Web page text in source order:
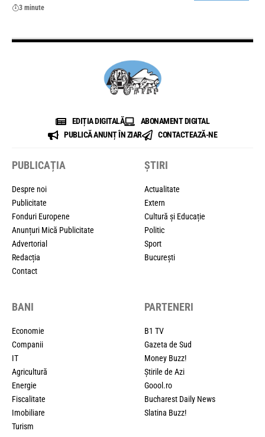
3 minute
EDIȚIA DIGITALĂ
ABONAMENT DIGITAL
PUBLICĂ ANUNȚ ÎN ZIAR
CONTACTEAZĂ-NE
PUBLICAȚIA
Despre noi
Publicitate
Fonduri Europene
Anunțuri Mică Publicitate
Advertorial
Redacția
Contact
ȘTIRI
Actualitate
Extern
Cultură și Educație
Politic
Sport
București
BANI
Economie
Companii
IT
Agricultură
Energie
Fiscalitate
Imobiliare
Turism
PARTENERI
B1 TV
Gazeta de Sud
Money Buzz!
Știrile de Azi
Goool.ro
Bucharest Daily News
Slatina Buzz!